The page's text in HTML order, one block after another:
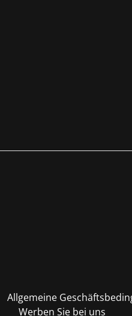
Allgemeine
Werben Sie bei uns